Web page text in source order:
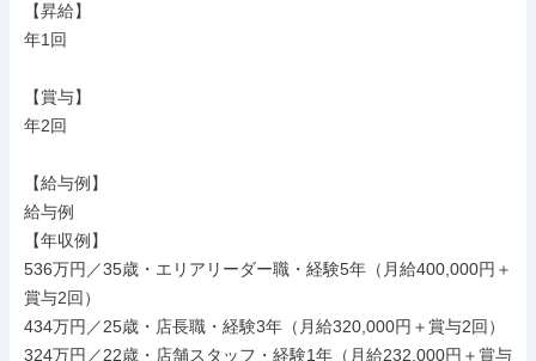
【昇給】
年1回
【賞与】
年2回
【給与例】
給与例
【年収例】
536万円／35歳・エリアリーダー職・経験5年（月給400,000円＋
賞与2回）
434万円／25歳・店長職・経験3年（月給320,000円＋賞与2回）
324万円／22歳・店舗スタッフ・経験1年（月給232,000円＋賞与